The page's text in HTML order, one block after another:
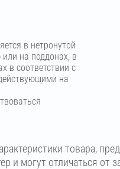
в нетронутой
на поддонах, в
в соответствии с
на
товара,
и могут отличаться от